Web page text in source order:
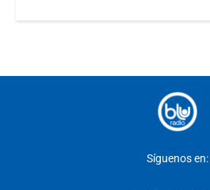
Síguenos en: